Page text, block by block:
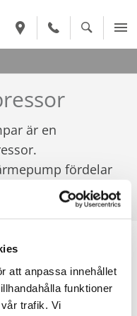
att anpassa innehållet
funktioner
trafik. Vi
är en
fördelar
och hållbarhet.
som var
ersatte den
hade en spiralformad
roll är att